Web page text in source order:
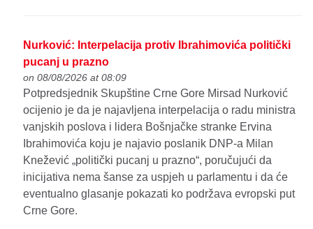
Nurković: Interpelacija protiv Ibrahimovića politički
pucanj u prazno
on 08/08/2026 at 08:09
Potpredsjednik Skupštine Crne Gore Mirsad Nurković
ocijenio je da je najavljena interpelacija o radu ministra
vanjskih poslova i lidera Bošnjačke stranke Ervina
Ibrahimovića koju je najavio poslanik DNP-a Milan
Knežević „politički pucanj u prazno“, poručujući da
inicijativa nema šanse za uspjeh u parlamentu i da će
eventualno glasanje pokazati ko podržava evropski put
Crne Gore.